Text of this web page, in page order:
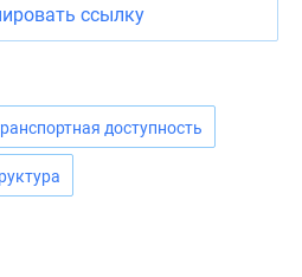
ссылку
доступность